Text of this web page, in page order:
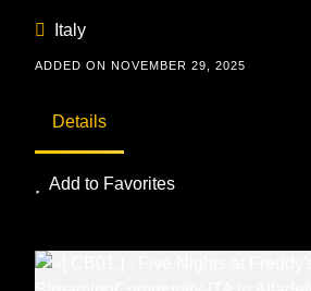
Italy
ADDED ON NOVEMBER 29, 2025
Details
Add to Favorites